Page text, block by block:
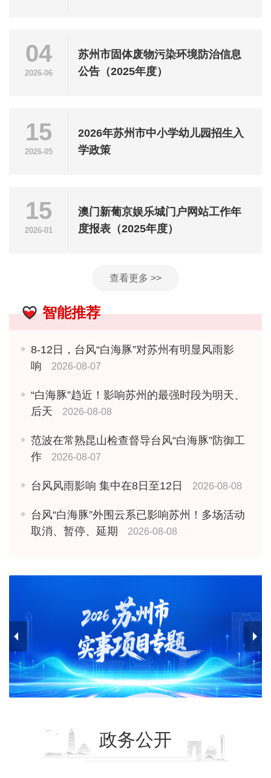
04
2026-06
苏州市固体废物污染环境防治信息
公告（2025年度）
15
2026-05
2026年苏州市中小学幼儿园招生入
学政策
15
2026-01
澳门新葡京娱乐城门户网站工作年
度报表（2025年度）
查看更多 >>
智能推荐
8-12日，台风“白海豚”对苏州有明显风雨影
响
2026-08-07
“白海豚”趋近！影响苏州的最强时段为明天、
后天
2026-08-08
范波在常熟昆山检查督导台风“白海豚”防御工
作
2026-08-07
台风风雨影响 集中在8日至12日 2026-08-08
台风“白海豚”外围云系已影响苏州！多场活动
取消、暂停、延期
2026-08-08
政务公开